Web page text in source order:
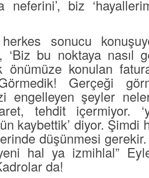
neferini’, biz ‘
sonucu
‘Biz bu noktaya nasıl
önümüze konulan
Gerçeği
engelleyen şeyler
tehdit içermiyor. ‘
kaybettik’ diyor. Şimdi
düşünmesi gerekir.
hal ya izmihlal”
da!